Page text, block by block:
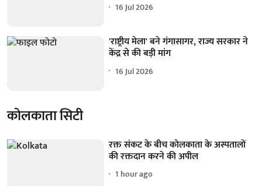
16 Jul 2026
'राष्ट्रीय मेला' बने गंगासागर, राज्य सरकार ने
केंद्र से की बड़ी मांग
16 Jul 2026
कोलकाता सिटी
रक्त संकट के बीच कोलकाता के अस्पतालों
की रक्तदान करने की अपील
1 hour ago